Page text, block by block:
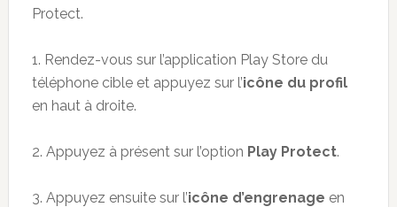
Protect.
1. Rendez-vous sur l’application Play Store du
téléphone cible et appuyez sur l’icône du profil
en haut à droite.
2. Appuyez à présent sur l’option Play Protect.
3. Appuyez ensuite sur l’icône d’engrenage en